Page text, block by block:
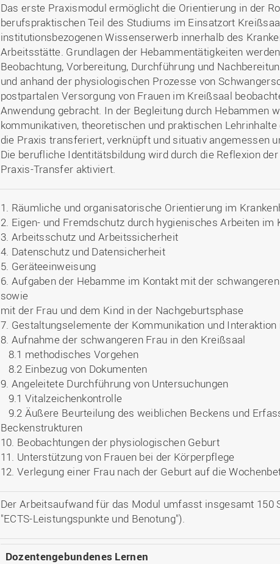
Das erste Praxismodul ermöglicht die Orientierung in der
berufspraktischen Teil des Studiums im Einsatzort
institutionsbezogenen Wissenserwerb innerhalb des
Arbeitsstätte. Grundlagen der Hebammentätigkeiten
Beobachtung, Vorbereitung, Durchführung und
und anhand der physiologischen Prozesse von
postpartalen Versorgung von Frauen im Kreißsaal
Anwendung gebracht. In der Begleitung durch Hebammen
kommunikativen, theoretischen und praktischen
die Praxis transferiert, verknüpft und situativ angemessen
Die berufliche Identitätsbildung wird durch die Reflexion
Praxis-Transfer aktiviert.
1. Räumliche und organisatorische Orientierung im
2. Eigen- und Fremdschutz durch hygienisches Arbeiten im
3. Arbeitsschutz und Arbeitssicherheit
4. Datenschutz und Datensicherheit
5. Geräteeinweisung
6. Aufgaben der Hebamme im Kontakt mit der
sowie
mit der Frau und dem Kind in der Nachgeburtsphase
7. Gestaltungselemente der Kommunikation und
8. Aufnahme der schwangeren Frau in den Kreißsaal
8.1 methodisches Vorgehen
8.2 Einbezug von Dokumenten
9. Angeleitete Durchführung von Untersuchungen
9.1 Vitalzeichenkontrolle
9.2 Äußere Beurteilung des weiblichen Beckens und
Beckenstrukturen
10. Beobachtungen der physiologischen Geburt
11. Unterstützung von Frauen bei der Körperpflege
12. Verlegung einer Frau nach der Geburt auf die
Der Arbeitsaufwand für das Modul umfasst insgesamt 150
"ECTS-Leistungspunkte und Benotung").
Dozentengebundenes Lernen